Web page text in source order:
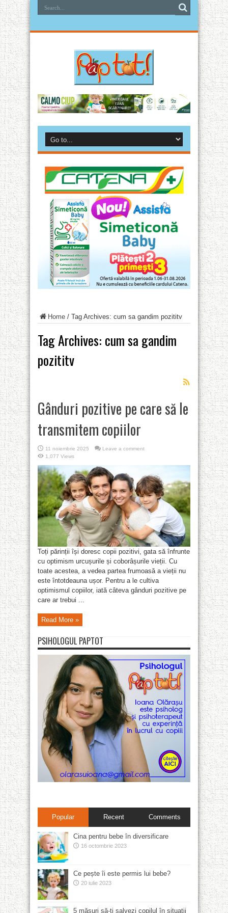
Home / Tag Archives: cum sa gandim pozititv
Tag Archives: cum sa gandim
pozititv
Gânduri pozitive pe care să le
transmitem copiilor
11 noiembrie 2025
Leave a comment
1,077 Views
Toți părinții își doresc copii pozitivi, gata să înfrunte
cu optimism urcușurile și coborâșurile vieții. Cu
toate acestea, a vedea partea frumoasă a vieții nu
este întotdeauna ușor. Pentru a le cultiva
optimismul copiilor, iată câteva gânduri pozitive pe
care ar trebui ...
Read More »
PSIHOLOGUL PAPTOT
Popular Recent Comments
Cina pentru bebe în diversificare
16 octombrie 2023
Ce pește îi este permis lui bebe?
20 iulie 2023
5 măsuri să-ți salvezi copilul în situații